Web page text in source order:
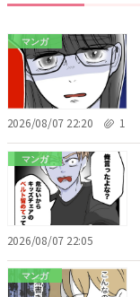
マンガ
2026/08/07 22:20 1
マンガ
2026/08/07 22:05
マンガ